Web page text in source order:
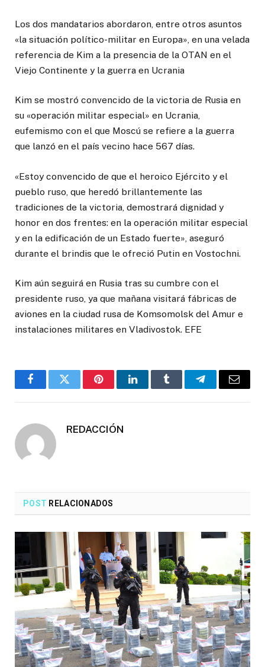
Los dos mandatarios abordaron, entre otros asuntos
«la situación político-militar en Europa», en una velada
referencia de Kim a la presencia de la OTAN en el
Viejo Continente y la guerra en Ucrania
Kim se mostró convencido de la victoria de Rusia en
su «operación militar especial» en Ucrania,
eufemismo con el que Moscú se refiere a la guerra
que lanzó en el país vecino hace 567 días.
«Estoy convencido de que el heroico Ejército y el
pueblo ruso, que heredó brillantemente las
tradiciones de la victoria, demostrará dignidad y
honor en dos frentes: en la operación militar especial
y en la edificación de un Estado fuerte», aseguró
durante el brindis que le ofreció Putin en Vostochni.
Kim aún seguirá en Rusia tras su cumbre con el
presidente ruso, ya que mañana visitará fábricas de
aviones en la ciudad rusa de Komsomolsk del Amur e
instalaciones militares en Vladivostok. EFE
FacebookTwitter PinterestLinkedInTumblr TelegramaCorreo
REDACCIÓN
POST RELACIONADOS